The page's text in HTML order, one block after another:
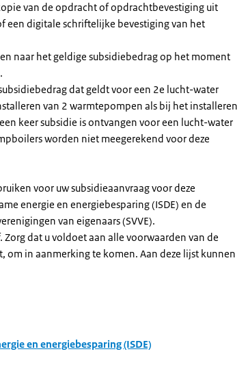
van de opdracht of opdrachtbevestiging uit
een digitale schriftelijke bevestiging van het
naar het geldige subsidiebedrag op het moment
dat geldt voor een 2e lucht-water
van 2 warmtepompen als bij het installeren
keer subsidie is ontvangen voor een lucht-water
worden niet meegerekend voor deze
voor uw subsidieaanvraag voor deze
energie en energiebesparing (ISDE) en de
van eigenaars (SVVE).
dat u voldoet aan alle voorwaarden van de
om in aanmerking te komen. Aan deze lijst kunnen
en energiebesparing (ISDE)